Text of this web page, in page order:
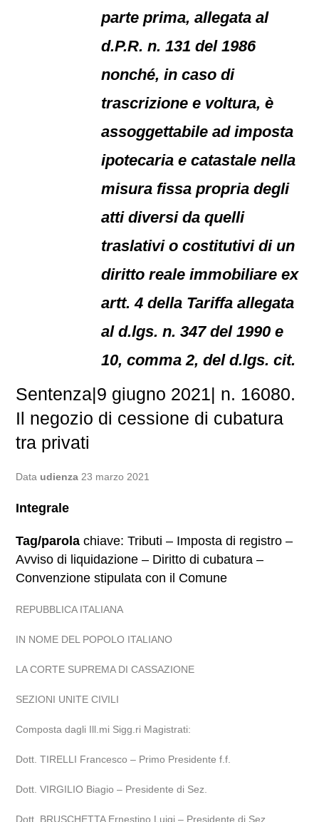
parte prima, allegata al
d.P.R. n. 131 del 1986
nonché, in caso di
trascrizione e voltura, è
assoggettabile ad imposta
ipotecaria e catastale nella
misura fissa propria degli
atti diversi da quelli
traslativi o costitutivi di un
diritto reale immobiliare ex
artt. 4 della Tariffa allegata
al d.lgs. n. 347 del 1990 e
10, comma 2, del d.lgs. cit.
Sentenza|9 giugno 2021| n. 16080.
Il negozio di cessione di cubatura
tra privati
Data udienza 23 marzo 2021
Integrale
Tag/parola chiave: Tributi – Imposta di registro –
Avviso di liquidazione – Diritto di cubatura –
Convenzione stipulata con il Comune
REPUBBLICA ITALIANA
IN NOME DEL POPOLO ITALIANO
LA CORTE SUPREMA DI CASSAZIONE
SEZIONI UNITE CIVILI
Composta dagli Ill.mi Sigg.ri Magistrati:
Dott. TIRELLI Francesco – Primo Presidente f.f.
Dott. VIRGILIO Biagio – Presidente di Sez.
Dott. BRUSCHETTA Ernestino Luigi – Presidente di Sez.